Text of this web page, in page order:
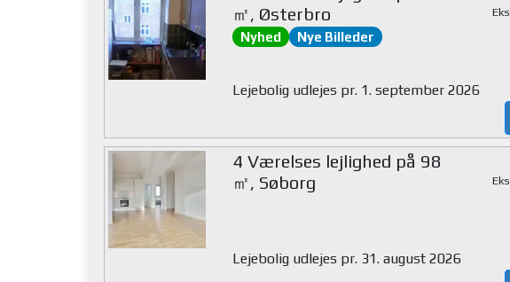
㎡, Østerbro
Nyhed Nye Billeder
Lejebolig udlejes pr. 1. september 2026
4 Værelses lejlighed på 98
㎡, Søborg
Lejebolig udlejes pr. 31. august 2026